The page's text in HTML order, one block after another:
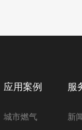
应用案例
城市燃气
服
新